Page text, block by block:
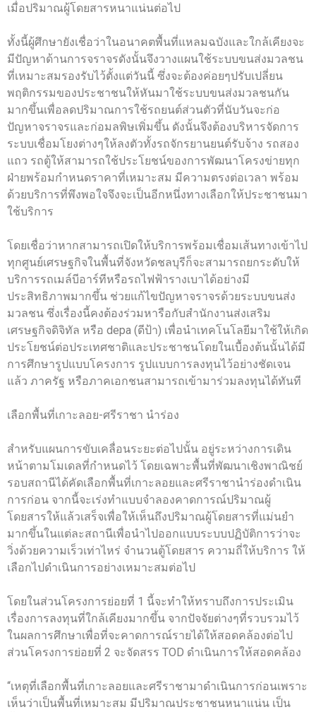
เมื่อปริมาณผู้โดยสารหนาแน่นต่อไป
ทั้งนี้ผู้ศึกษายังเชื่อว่าในอนาคตพื้นที่แหลมฉบังและใกล้เคียงจะ
มีปัญหาด้านการจราจรดังนั้นจึงวางแผนใช้ระบบขนส่งมวลชน
ที่เหมาะสมรองรับไว้ตั้งแต่วันนี้ ซึ่งจะต้องค่อยๆปรับเปลี่ยน
พฤติกรรมของประชาชนให้หันมาใช้ระบบขนส่งมวลชนกัน
มากขึ้นเพื่อลดปริมาณการใช้รถยนต์ส่วนตัวที่นับวันจะก่อ
ปัญหาจราจรและก่อมลพิษเพิ่มขึ้น ดังนั้นจึงต้องบริหารจัดการ
ระบบเชื่อมโยงต่างๆให้ลงตัวทั้งรถจักรยานยนต์รับจ้าง รถสอง
แถว รถตู้ให้สามารถใช้ประโยชน์ของการพัฒนาโครงข่ายทุก
ฝ่ายพร้อมกำหนดราคาที่เหมาะสม มีความตรงต่อเวลา พร้อม
ด้วยบริการที่พึงพอใจจึงจะเป็นอีกหนึ่งทางเลือกให้ประชาชนมา
ใช้บริการ
โดยเชื่อว่าหากสามารถเปิดให้บริการพร้อมเชื่อมเส้นทางเข้าไป
ทุกศูนย์เศรษฐกิจในพื้นที่จังหวัดชลบุรีก็จะสามารถยกระดับให้
บริการรถเมล์บีอาร์ทีหรือรถไฟฟ้ารางเบาได้อย่างมี
ประสิทธิภาพมากขึ้น ช่วยแก้ไขปัญหาจราจรด้วยระบบขนส่ง
มวลชน ซึ่งเรื่องนี้คงต้องร่วมหารือกับสำนักงานส่งเสริม
เศรษฐกิจดิจิทัล หรือ depa (ดีป้า) เพื่อนำเทคโนโลยีมาใช้ให้เกิด
ประโยชน์ต่อประเทศชาติและประชาชนโดยในเบื้องต้นนั้นได้มี
การศึกษารูปแบบโครงการ รูปแบบการลงทุนไว้อย่างชัดเจน
แล้ว ภาครัฐ หรือภาคเอกชนสามารถเข้ามาร่วมลงทุนได้ทันที
เลือกพื้นที่เกาะลอย-ศรีราชา นำร่อง
สำหรับแผนการขับเคลื่อนระยะต่อไปนั้น อยู่ระหว่างการเดิน
หน้าตามโมเดลที่กำหนดไว้ โดยเฉพาะพื้นที่พัฒนาเชิงพาณิชย์
รอบสถานีได้คัดเลือกพื้นที่เกาะลอยและศรีราชานำร่องดำเนิน
การก่อน จากนี้จะเร่งทำแบบจำลองคาดการณ์ปริมาณผู้
โดยสารให้แล้วเสร็จเพื่อให้เห็นถึงปริมาณผู้โดยสารที่แม่นยำ
มากขึ้นในแต่ละสถานีเพื่อนำไปออกแบบระบบปฏิบัติการว่าจะ
วิ่งด้วยความเร็วเท่าไหร่ จำนวนตู้โดยสาร ความถี่ให้บริการ ให้
เลือกไปดำเนินการอย่างเหมาะสมต่อไป
โดยในส่วนโครงการย่อยที่ 1 นี้จะทำให้ทราบถึงการประเมิน
เรื่องการลงทุนที่ใกล้เคียงมากขึ้น จากปัจจัยต่างๆที่รวบรวมไว้
ในผลการศึกษาเพื่อที่จะคาดการณ์รายได้ให้สอดคล้องต่อไป
ส่วนโครงการย่อยที่ 2 จะจัดสรร TOD ดำเนินการให้สอดคล้อง
“เหตุที่เลือกพื้นที่เกาะลอยและศรีราชามาดำเนินการก่อนเพราะ
เห็นว่าเป็นพื้นที่เหมาะสม มีปริมาณประชาชนหนาแน่น เป็น